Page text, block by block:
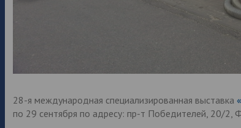
28-я международная специализированная выставка
по 29 сентября по адресу: пр-т Победителей, 20/2,